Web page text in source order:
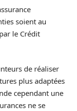
soient au
le Crédit
de réaliser
plus adaptées
cependant une
ne se